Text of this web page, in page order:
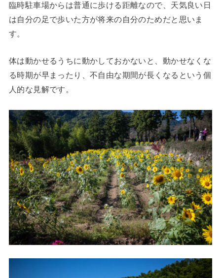
臨時駐車場からは普通に歩ける距離なので、天気良い日
は自分の足で歩いた方が将来の自分のためだと思いま
す。
体は動かせるうちに動かしておかないと、動かせなくな
る時期が早まったり、不自由な期間が長くなるという個
人的な見解です。